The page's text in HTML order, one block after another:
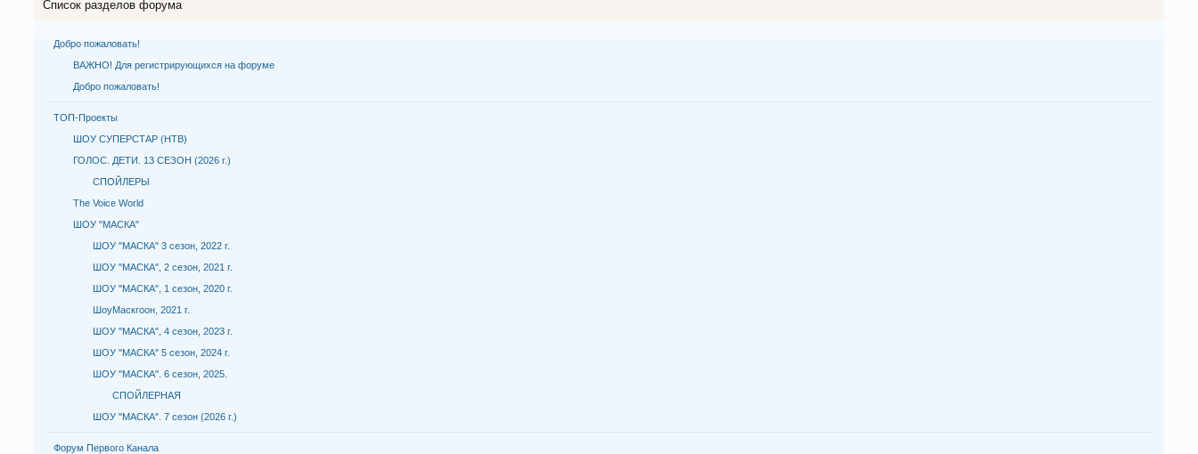
Список разделов форума
Добро пожаловать!
ВАЖНО! Для регистрирующихся на форуме
Добро пожаловать!
ТОП-Проекты
ШОУ СУПЕРСТАР (НТВ)
ГОЛОС. ДЕТИ. 13 СЕЗОН (2026 г.)
СПОЙЛЕРЫ
The Voice World
ШОУ "МАСКА"
ШОУ "МАСКА" 3 сезон, 2022 г.
ШОУ "МАСКА", 2 сезон, 2021 г.
ШОУ "МАСКА", 1 сезон, 2020 г.
ШоуМаскгоон, 2021 г.
ШОУ "МАСКА", 4 сезон, 2023 г.
ШОУ "МАСКА" 5 сезон, 2024 г.
ШОУ "МАСКА". 6 сезон, 2025.
СПОЙЛЕРНАЯ
ШОУ "МАСКА". 7 сезон (2026 г.)
Форум Первого Канала